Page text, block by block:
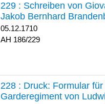
229 : Schreiben von
Jakob Bernhard
05.12.1710
186/229
228 : Druck: Formular
Garderegiment von